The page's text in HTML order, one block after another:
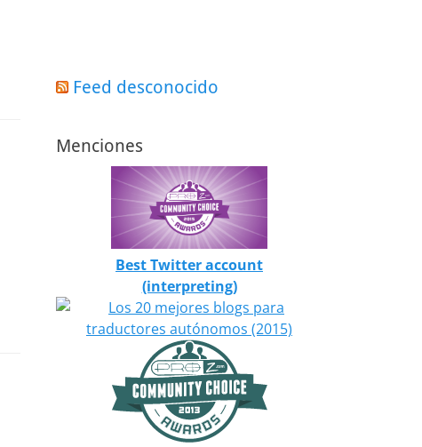
Feed desconocido
Menciones
Best Twitter account
(interpreting)